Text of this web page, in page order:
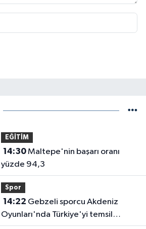
EĞİTİM
14:30Maltepe'nin başarı oranı
yüzde 94,3
Spor
14:22
Oyunları'nda Türkiye'yi temsil